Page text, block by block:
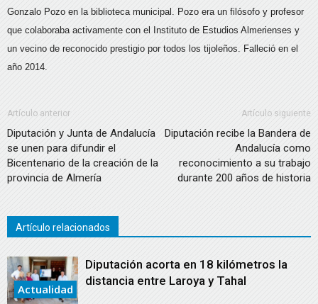
Gonzalo Pozo en la biblioteca municipal. Pozo era un filósofo y profesor
que colaboraba activamente con el Instituto de Estudios Almerienses y
un vecino de reconocido prestigio por todos los tijoleños. Falleció en el
año 2014.
Artículo anterior
Diputación y Junta de Andalucía
se unen para difundir el
Bicentenario de la creación de la
provincia de Almería
Artículo siguiente
Diputación recibe la Bandera de
Andalucía como
reconocimiento a su trabajo
durante 200 años de historia
Artículo relacionados
Actualidad
Diputación acorta en 18 kilómetros la
distancia entre Laroya y Tahal